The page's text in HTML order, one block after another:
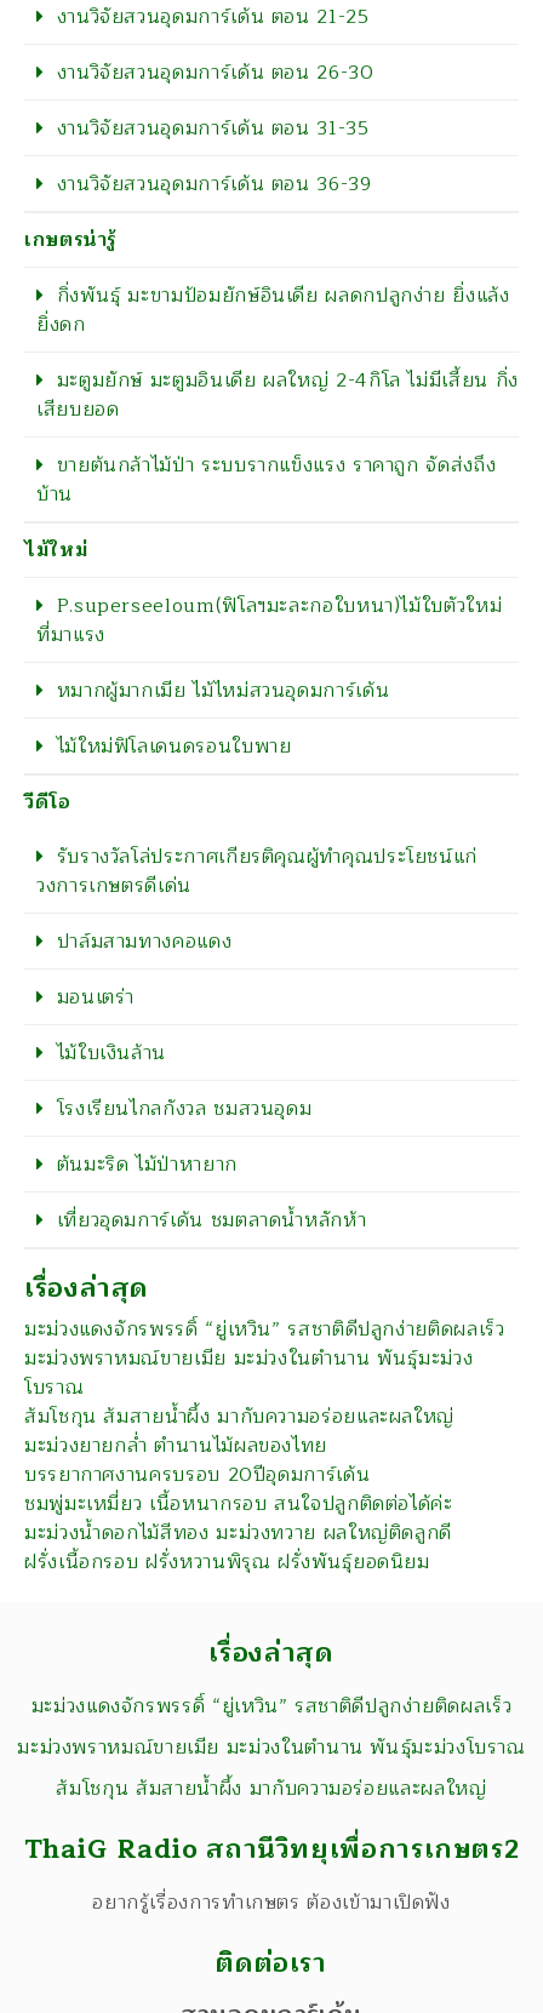
งานวิจัยสวนอุดมการ์เด้น ตอน 21-25
งานวิจัยสวนอุดมการ์เด้น ตอน 26-30
งานวิจัยสวนอุดมการ์เด้น ตอน 31-35
งานวิจัยสวนอุดมการ์เด้น ตอน 36-39
เกษตรน่ารู้
กิ่งพันธุ์ มะขามป้อมยักษ์อินเดีย ผลดกปลูกง่าย ยิ่งแล้ง
ยิ่งดก
มะตูมยักษ์ มะตูมอินเดีย ผลใหญ่ 2-4กิโล ไม่มีเสี้ยน กิ่ง
เสียบยอด
ขายต้นกล้าไม้ป่า ระบบรากแข็งแรง ราคาถูก จัดส่งถึง
บ้าน
ไม้ใหม่
P.superseeloum(ฟิโลฯมะละกอใบหนา)ไม้ใบตัวใหม่
ที่มาแรง
หมากผู้มากเมีย ไม้ไหม่สวนอุดมการ์เด้น
ไม้ใหม่ฟิโลเดนดรอนใบพาย
วีดีโอ
รับรางวัลโล่ประกาศเกียรติคุณผู้ทำคุณประโยชน์แก่
วงการเกษตรดีเด่น
ปาล์มสามทางคอแดง
มอนเตร่า
ไม้ใบเงินล้าน
โรงเรียนไกลกังวล ชมสวนอุดม
ต้นมะริด ไม้ป่าหายาก
เที่ยวอุดมการ์เด้น ชมตลาดน้ำหลักห้า
เรื่องล่าสุด
มะม่วงแดงจักรพรรดิ์ “ยู่เหวิน” รสชาติดีปลูกง่ายติดผลเร็ว
มะม่วงพราหมณ์ขายเมีย มะม่วงในตำนาน พันธุ์มะม่วง
โบราณ
ส้มโชกุน ส้มสายน้ำผึ้ง มากับความอร่อยและผลใหญ่
มะม่วงยายกล่ำ ตำนานไม้ผลของไทย
บรรยากาศงานครบรอบ 20ปีอุดมการ์เด้น
ชมพู่มะเหมี่ยว เนื้อหนากรอบ สนใจปลูกติดต่อได้ค่ะ
มะม่วงน้ำดอกไม้สีทอง มะม่วงทวาย ผลใหญ่ติดลูกดี
ฝรั่งเนื้อกรอบ ฝรั่งหวานพิรุณ ฝรั่งพันธุ์ยอดนิยม
เรื่องล่าสุด
มะม่วงแดงจักรพรรดิ์ “ยู่เหวิน” รสชาติดีปลูกง่ายติดผลเร็ว
มะม่วงพราหมณ์ขายเมีย มะม่วงในตำนาน พันธุ์มะม่วงโบราณ
ส้มโชกุน ส้มสายน้ำผึ้ง มากับความอร่อยและผลใหญ่
ThaiG Radio สถานีวิทยุเพื่อการเกษตร2
อยากรู้เรื่องการทำเกษตร ต้องเข้ามาเปิดฟัง
ติดต่อเรา